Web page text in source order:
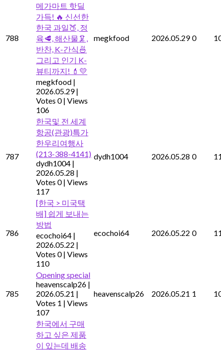
788
메가마트 핫딜
가득! 🔥 신선한
한국 과일🍑, 정
육🥩, 해산물🦑,
반찬, K-간식🍜
그리고 인기 K-
뷰티까지! 💄💛
megkfood |
2026.05.29 |
Votes 0 | Views
106
megkfood 2026.05.29 0
787
한국및 전 세계
항공(관광)특가
한우리여행사
(213-388-4141)
dydh1004 |
2026.05.28 |
Votes 0 | Views
117
dydh1004 2026.05.28 0
786
[한국 > 미국택
배] 쉽게 보내는
방법
ecochoi64 |
2026.05.22 |
Votes 0 | Views
110
ecochoi64 2026.05.22 0
785
Opening special
heavenscalp26 |
2026.05.21 |
Votes 1 | Views
107
heavenscalp26 2026.05.21 1
한국에서 구매
하고 싶은 제품
이 있는데 배송